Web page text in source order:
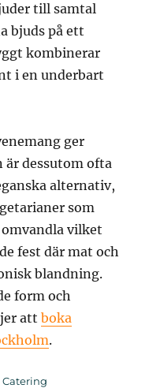
till samtal
bjuds på ett
kombinerar
i en underbart
ger
är dessutom ofta
alternativ,
som
vilket
fest där mat och
blandning.
form och
attboka
.
Kategorier
Catering